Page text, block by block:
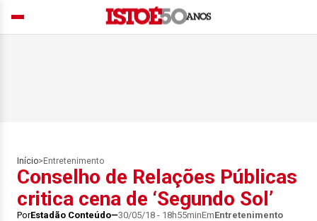
Início> Entretenimento
Conselho de Relações Públicas
critica cena de ‘Segundo Sol’
PorEstadão Conteúdo 30/05/18 - 18h55minEmEntretenimento